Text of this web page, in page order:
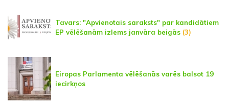
Tavars: "Apvienotais saraksts" par kandidātiem
EP vēlēšanām izlems janvāra beigās (3)
Eiropas Parlamenta vēlēšanās varēs balsot 19
iecirkņos